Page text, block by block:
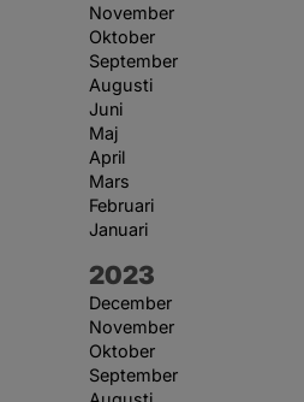
November
Oktober
September
Augusti
Juni
Maj
April
Mars
Februari
Januari
År:
2023
December
November
Oktober
September